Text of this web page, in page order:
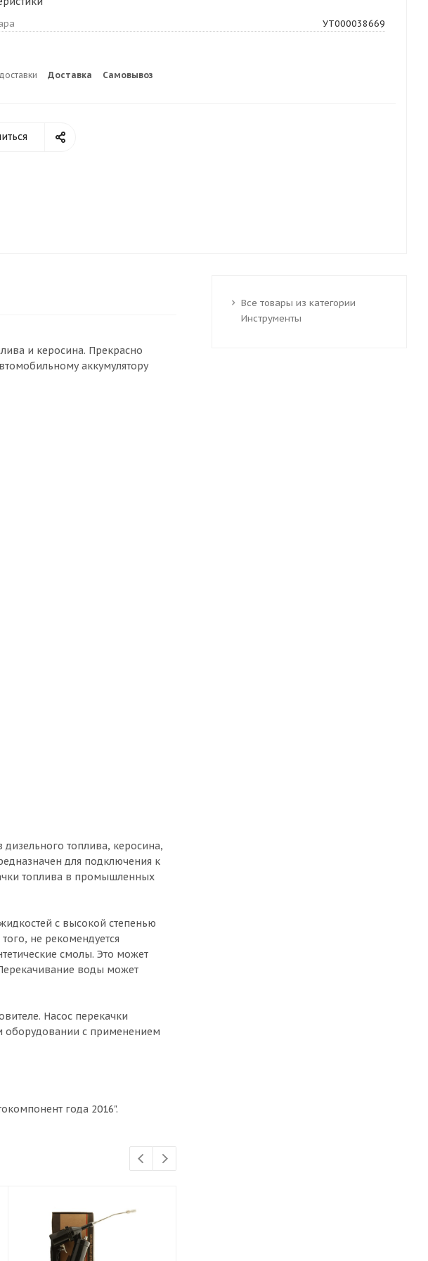
УТ000038669
Доставка Самовывоз
и керосина. Прекрасно
аккумулятору
топлива, керосина,
для подключения к
топлива в промышленных
с высокой степенью
не рекомендуется
смолы. Это может
воды может
Насос перекачки
оборудовании с применением
года 2016".
Все товары из категории
Инструменты